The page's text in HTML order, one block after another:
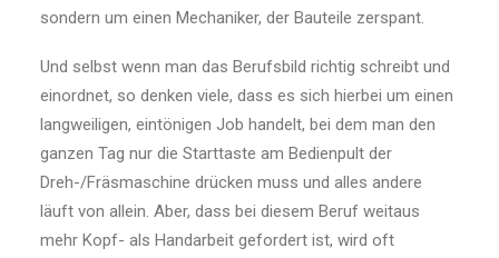
sondern um einen Mechaniker, der Bauteile zerspant.
Und selbst wenn man das Berufsbild richtig schreibt und
einordnet, so denken viele, dass es sich hierbei um einen
langweiligen, eintönigen Job handelt, bei dem man den
ganzen Tag nur die Starttaste am Bedienpult der
Dreh-/Fräsmaschine drücken muss und alles andere
läuft von allein. Aber, dass bei diesem Beruf weitaus
mehr Kopf- als Handarbeit gefordert ist, wird oft